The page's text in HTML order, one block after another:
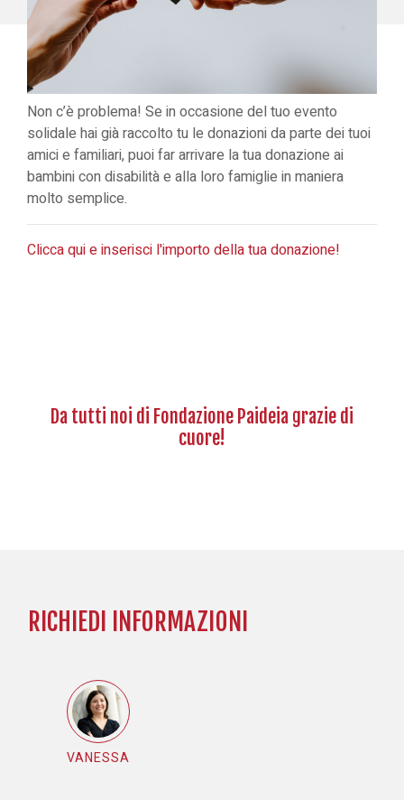
Non c’è problema! Se in occasione del tuo evento
solidale hai già raccolto tu le donazioni da parte dei tuoi
amici e familiari, puoi far arrivare la tua donazione ai
bambini con disabilità e alla loro famiglie in maniera
molto semplice.
Clicca qui e inserisci l'importo della tua donazione!
Da tutti noi di Fondazione Paideia grazie di
cuore!
RICHIEDI INFORMAZIONI
VANESSA